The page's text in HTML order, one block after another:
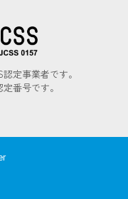
定事業者です。
番号です。